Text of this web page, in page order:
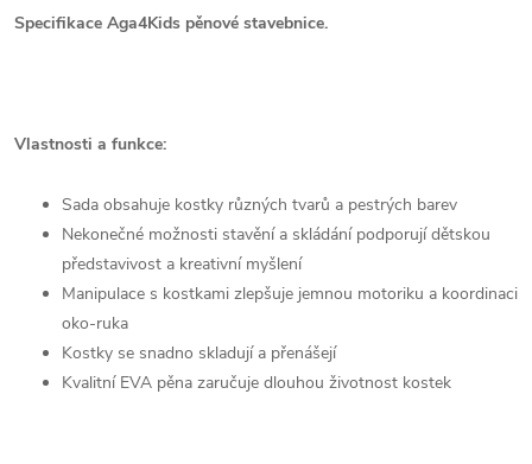
Specifikace Aga4Kids pěnové stavebnice.
Vlastnosti a funkce:
Sada obsahuje kostky různých tvarů a pestrých barev
Nekonečné možnosti stavění a skládání podporují dětskou
představivost a kreativní myšlení
Manipulace s kostkami zlepšuje jemnou motoriku a koordinaci
oko-ruka
Kostky se snadno skladují a přenášejí
Kvalitní EVA pěna zaručuje dlouhou životnost kostek